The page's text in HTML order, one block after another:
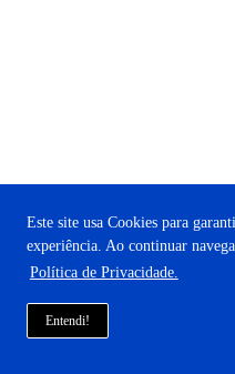
Este site usa Cookies para
experiência. Ao continuar
Política de Privacidade.
Entendi!